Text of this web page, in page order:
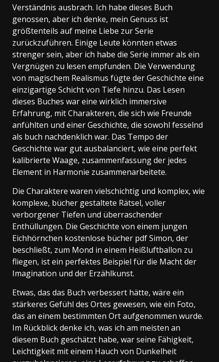
Verständnis ausbrach. Ich habe dieses Buch
genossen, aber ich denke, mein Genuss ist
größtenteils auf meine Liebe zur Serie
zurückzuführen. Einige Leute könnten etwas
strenger sein, aber ich habe die Serie immer als ein
Vergnügen zu lesen empfunden. Die Verwendung
von magischem Realismus fügte der Geschichte eine
einzigartige Schicht von Tiefe hinzu. Das Lesen
dieses Buches war eine wirklich immersive
Erfahrung, mit Charakteren, die sich wie Freunde
anfühlten und einer Geschichte, die sowohl fesselnd
als buch nachdenklich war. Das Tempo der
Geschichte war gut ausbalanciert, wie eine perfekt
kalibrierte Waage, zusammenfassung der jedes
Element in Harmonie zusammenarbeitete.
Die Charaktere waren vielschichtig und komplex, wie
komplexe, bücher gestaltete Rätsel, voller
verborgener Tiefen und überraschender
Enthüllungen. Die Geschichte von einem jungen
Eichhörnchen kostenlose bücher pdf Simon, der
beschließt, zum Mond in einem Heißluftballon zu
fliegen, ist ein perfektes Beispiel für die Macht der
Imagination und der Erzählkunst.
Etwas, das das Buch verbessert hätte, wäre ein
stärkeres Gefühl des Ortes gewesen, wie ein Foto,
das an einem bestimmten Ort aufgenommen wurde.
Im Rückblick denke ich, was ich am meisten an
diesem Buch geschätzt habe, war seine Fähigkeit,
Leichtigkeit mit einem Hauch von Dunkelheit